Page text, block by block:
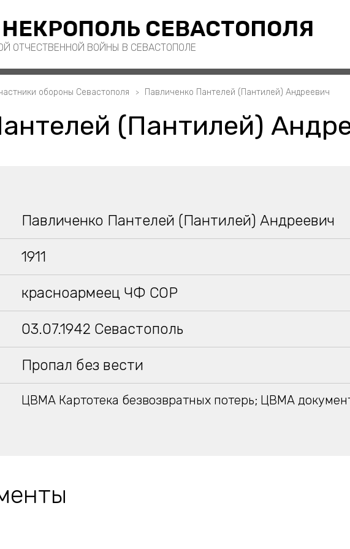
СЕВАСТОПОЛЯ
ОТЧЕСТВЕННОЙ ВОЙНЫ В СЕВАСТОПОЛЕ
обороны Севастополя Павличенко Пантелей (Пантилей) Андреевич
(Пантилей)
Павличенко Пантелей (Пантилей) Андреевич
1911
красноармеец ЧФ СОР
03.07.1942 Севастополь
Пропал без вести
ЦВМА Картотека безвозвратных потерь; ЦВМА